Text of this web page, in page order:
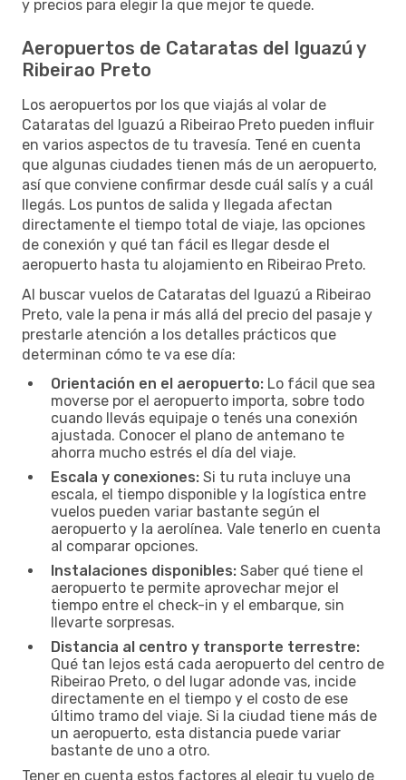
y precios para elegir la que mejor te quede.
Aeropuertos de Cataratas del Iguazú y
Ribeirao Preto
Los aeropuertos por los que viajás al volar de
Cataratas del Iguazú a Ribeirao Preto pueden influir
en varios aspectos de tu travesía. Tené en cuenta
que algunas ciudades tienen más de un aeropuerto,
así que conviene confirmar desde cuál salís y a cuál
llegás. Los puntos de salida y llegada afectan
directamente el tiempo total de viaje, las opciones
de conexión y qué tan fácil es llegar desde el
aeropuerto hasta tu alojamiento en Ribeirao Preto.
Al buscar vuelos de Cataratas del Iguazú a Ribeirao
Preto, vale la pena ir más allá del precio del pasaje y
prestarle atención a los detalles prácticos que
determinan cómo te va ese día:
Orientación en el aeropuerto: Lo fácil que sea
moverse por el aeropuerto importa, sobre todo
cuando llevás equipaje o tenés una conexión
ajustada. Conocer el plano de antemano te
ahorra mucho estrés el día del viaje.
Escala y conexiones: Si tu ruta incluye una
escala, el tiempo disponible y la logística entre
vuelos pueden variar bastante según el
aeropuerto y la aerolínea. Vale tenerlo en cuenta
al comparar opciones.
Instalaciones disponibles: Saber qué tiene el
aeropuerto te permite aprovechar mejor el
tiempo entre el check-in y el embarque, sin
llevarte sorpresas.
Distancia al centro y transporte terrestre:
Qué tan lejos está cada aeropuerto del centro de
Ribeirao Preto, o del lugar adonde vas, incide
directamente en el tiempo y el costo de ese
último tramo del viaje. Si la ciudad tiene más de
un aeropuerto, esta distancia puede variar
bastante de uno a otro.
Tener en cuenta estos factores al elegir tu vuelo de